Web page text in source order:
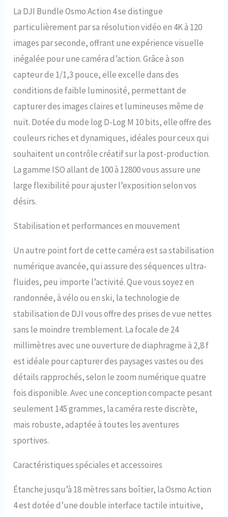
post-traitement s’en trouvent
facilités lors du montage des
séquences filmées avec une
caméra d’action 4K. Résistance
au froid et batterie prolongée :
l’utilisation prolongée de la
caméra en milieux extrêmes est
un jeu d’enfant. Résistance au
froid max. de -20° C.
Fonctionnement facile de la
jusqu’à 150 min dans le froid. 2
heures et demie dans de
nombreuses conditions. 4K/120
ips et FOV ultra large de 155º -
Garantissent des séquences HD
clichés de type caméra de
lors d’activités sportives.
verticale native - Pour un chgt.
facile de la pos. de la cam. de
vlogging et de la persp. d’enr.
Créez du cont. prêt pour les
médias sociaux rapidement,
pour de superbes séq. de cam.
d’action sportive prêtes à
partager. HorizonSteady 360º -
stabilisation assurant la stabilité
de l’image même en cas de
d’action à 3 modes de
stabilisation pour des
séquences fluides, même lors
des excursions les plus
difficiles. Livré avec le bundle
boîtier étanche Osmo Action 60
de sport pour une expérience
La DJI Bundle Osmo Action 4 se distingue
particulièrement par sa résolution vidéo en 4K à 120
images par seconde, offrant une expérience visuelle
inégalée pour une caméra d’action. Grâce à son
capteur de 1/1,3 pouce, elle excelle dans des
conditions de faible luminosité, permettant de
capturer des images claires et lumineuses même de
nuit. Dotée du mode log D-Log M 10 bits, elle offre des
couleurs riches et dynamiques, idéales pour ceux qui
souhaitent un contrôle créatif sur la post-production.
La gamme ISO allant de 100 à 12800 vous assure une
large flexibilité pour ajuster l’exposition selon vos
désirs.
Stabilisation et performances en mouvement
Un autre point fort de cette caméra est sa stabilisation
numérique avancée, qui assure des séquences ultra-
fluides, peu importe l’activité. Que vous soyez en
randonnée, à vélo ou en ski, la technologie de
stabilisation de DJI vous offre des prises de vue nettes
sans le moindre tremblement. La focale de 24
millimètres avec une ouverture de diaphragme à 2,8 f
est idéale pour capturer des paysages vastes ou des
détails rapprochés, selon le zoom numérique quatre
fois disponible. Avec une conception compacte pesant
seulement 145 grammes, la caméra reste discrète,
mais robuste, adaptée à toutes les aventures
sportives.
Caractéristiques spéciales et accessoires
Étanche jusqu’à 18 mètres sans boîtier, la Osmo Action
4 est dotée d’une double interface tactile intuitive,